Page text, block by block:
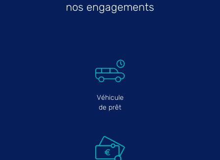
nos engagements
Véhicule
de prêt